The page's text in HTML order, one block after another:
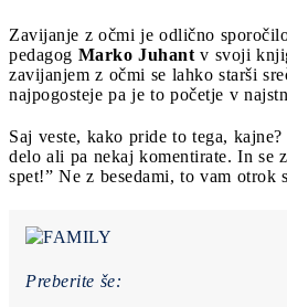
Zavijanje z očmi je odlično
pedagog Marko Juhant v svoji
zavijanjem z očmi se lahko starši
najpogosteje pa je to početje v
Saj veste, kako pride to tega,
delo ali pa nekaj komentirate. In se
spet!” Ne z besedami, to vam otrok
Preberite še: